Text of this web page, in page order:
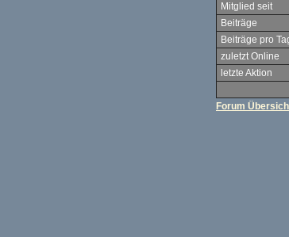
Mitglied seit
Beiträge
Beiträge pro
zuletzt Online
letzte Aktion
Forum